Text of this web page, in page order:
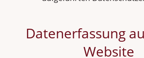
Datenerfassung
Website